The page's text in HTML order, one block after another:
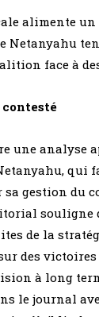
alimente
Netanyahu
face à
une analyse
qui
sa gestion du
souligne
de la
des
à long
le journal